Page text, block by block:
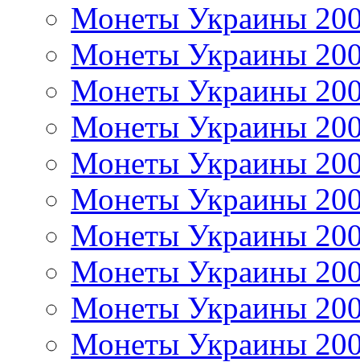
Монеты Украины
Монеты Украины
Монеты Украины
Монеты Украины
Монеты Украины
Монеты Украины
Монеты Украины
Монеты Украины
Монеты Украины
Монеты Украины